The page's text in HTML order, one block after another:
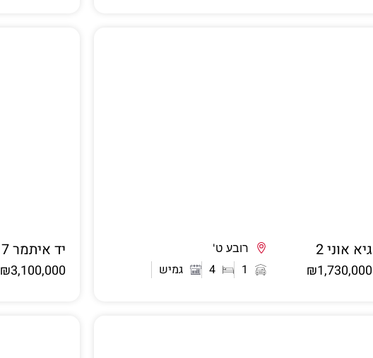
גיא אוני 2 רובע ט'
₪1,730,000
1
4 גמיש
יד איתמר 7
₪3,100,000